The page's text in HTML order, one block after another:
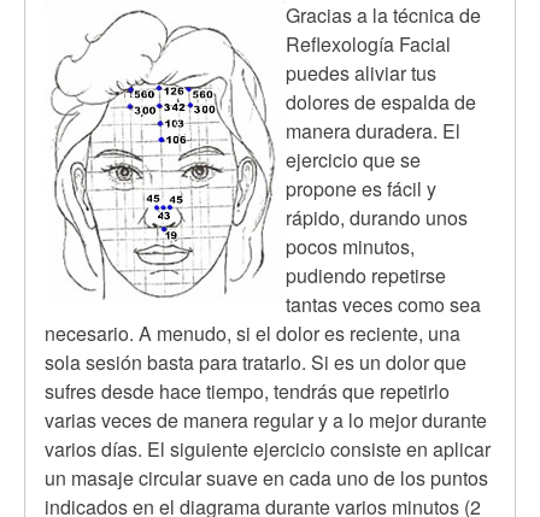
Gracias a la técnica de
Reflexología Facial
puedes aliviar tus
dolores de espalda de
manera duradera. El
ejercicio que se
propone es fácil y
rápido, durando unos
pocos minutos,
pudiendo repetirse
tantas veces como sea
necesario. A menudo, si el dolor es reciente, una
sola sesión basta para tratarlo. Si es un dolor que
sufres desde hace tiempo, tendrás que repetirlo
varias veces de manera regular y a lo mejor durante
varios días. El siguiente ejercicio consiste en aplicar
un masaje circular suave en cada uno de los puntos
indicados en el diagrama durante varios minutos (2